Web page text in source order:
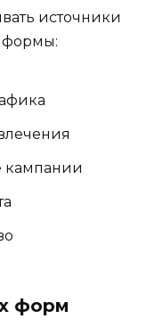
источники
формы:
кампании
форм